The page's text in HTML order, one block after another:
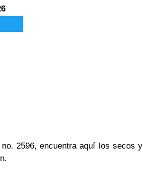
2596, encuentra aquí los secos y